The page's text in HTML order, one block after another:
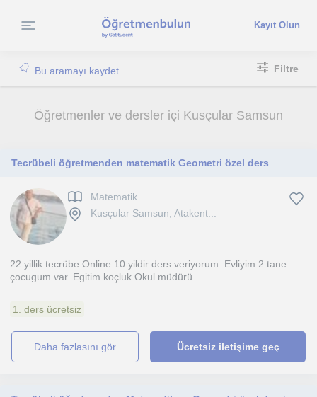
Kayıt Olun
Bu aramayı kaydet Filtre
Öğretmenler ve dersler içi Kusçular Samsun
Tecrübeli öğretmenden matematik Geometri özel ders
Matematik
Kusçular Samsun, Atakent...
22 yillik tecrübe Online 10 yildir ders veriyorum. Evliyim 2 tane
çocugum var. Egitim koçluk Okul müdürü
1. ders ücretsiz
daha fazlasını gör Ücretsiz iletişime geç